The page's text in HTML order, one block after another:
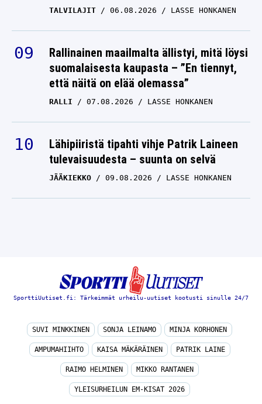
TALVILAJIT 06.08.2026 LASSE HONKANEN
Rallinainen maailmalta ällistyi, mitä löysi
suomalaisesta kaupasta – ”En tiennyt,
että näitä on elää olemassa”
RALLI 07.08.2026 LASSE HONKANEN
Lähipiiristä tipahti vihje Patrik Laineen
tulevaisuudesta – suunta on selvä
JÄÄKIEKKO 09.08.2026 LASSE HONKANEN
SporttiUutiset.fi: Tärkeimmät urheilu-uutiset kootusti sinulle 24/7
SUVI MINKKINEN SONJA LEINAMO MINJA KORHONEN
AMPUMAHIIHTO KAISA MÄKÄRÄINEN PATRIK LAINE
RAIMO HELMINEN MIKKO RANTANEN
YLEISURHEILUN EM-KISAT 2026